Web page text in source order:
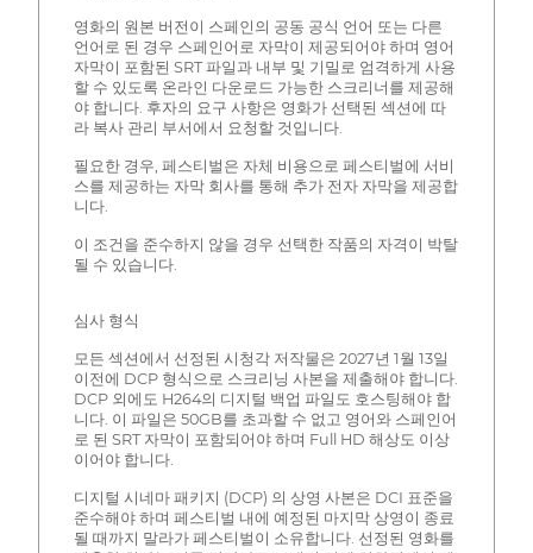
영화의 원본 버전이 스페인의 공동 공식 언어 또는 다른
언어로 된 경우 스페인어로 자막이 제공되어야 하며 영어
자막이 포함된 SRT 파일과 내부 및 기밀로 엄격하게 사용
할 수 있도록 온라인 다운로드 가능한 스크리너를 제공해
야 합니다. 후자의 요구 사항은 영화가 선택된 섹션에 따
라 복사 관리 부서에서 요청할 것입니다.
필요한 경우, 페스티벌은 자체 비용으로 페스티벌에 서비
스를 제공하는 자막 회사를 통해 추가 전자 자막을 제공합
니다.
이 조건을 준수하지 않을 경우 선택한 작품의 자격이 박탈
될 수 있습니다.
심사 형식
모든 섹션에서 선정된 시청각 저작물은 2027년 1월 13일
이전에 DCP 형식으로 스크리닝 사본을 제출해야 합니다.
DCP 외에도 H264의 디지털 백업 파일도 호스팅해야 합
니다. 이 파일은 50GB를 초과할 수 없고 영어와 스페인어
로 된 SRT 자막이 포함되어야 하며 Full HD 해상도 이상
이어야 합니다.
디지털 시네마 패키지 (DCP) 의 상영 사본은 DCI 표준을
준수해야 하며 페스티벌 내에 예정된 마지막 상영이 종료
될 때까지 말라가 페스티벌이 소유합니다. 선정된 영화를